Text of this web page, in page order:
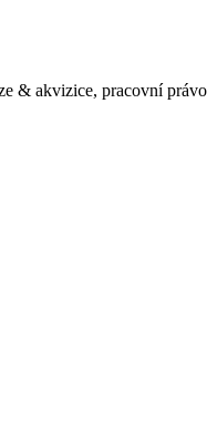
& akvizice, pracovní